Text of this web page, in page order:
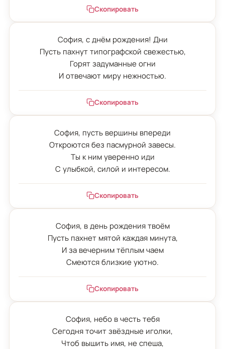
Скопировать
София, с днём рождения! Дни
Пусть пахнут типографской свежестью,
Горят задуманные огни
И отвечают миру нежностью.
Скопировать
София, пусть вершины впереди
Откроются без пасмурной завесы.
Ты к ним уверенно иди
С улыбкой, силой и интересом.
Скопировать
София, в день рождения твоём
Пусть пахнет мятой каждая минута,
И за вечерним тёплым чаем
Смеются близкие уютно.
Скопировать
София, небо в честь тебя
Сегодня точит звёздные иголки,
Чтоб вышить имя, не спеша,